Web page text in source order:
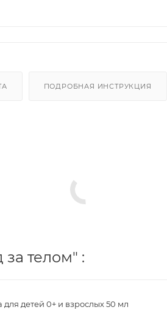
ПОДРОБНАЯ ИНСТРУКЦИЯ
телом" :
детей 0+ и взрослых 50 мл